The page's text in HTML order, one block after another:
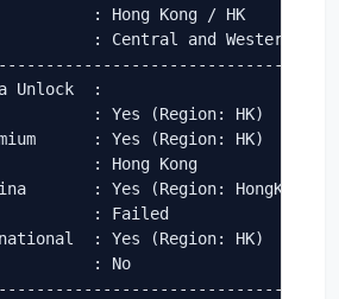
: Hong Kong / HK
: Central and Western
Unlock  :
: Yes (Region: HK)
: Yes (Region: HK)
: Hong Kong
: Yes (Region: HongKong/
: Failed
: Yes (Region: HK)
: No